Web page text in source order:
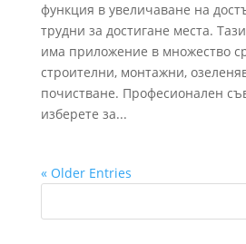
функция в увеличаване на
трудни за достигане места.
има приложение в множество
строителни, монтажни,
почистване. Професионален
изберете за...
« Older Entries